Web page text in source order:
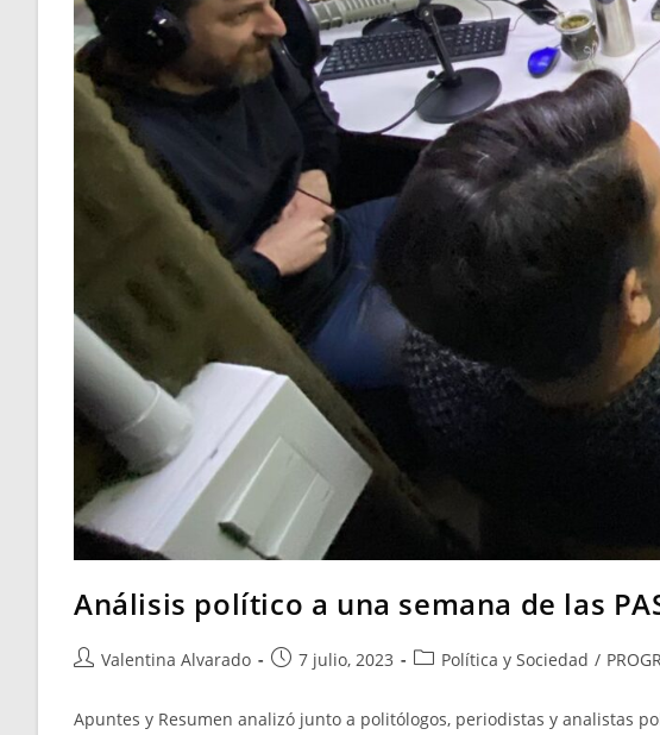
Análisis político a una semana de las
Valentina Alvarado 7 julio, 2023 Política y Sociedad /
Apuntes y Resumen analizó junto a politólogos, periodistas y analistas